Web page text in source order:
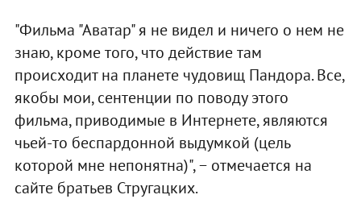
"Фильма "Аватар" я не видел и ничего о нем не
знаю, кроме того, что действие там
происходит на планете чудовищ Пандора. Все,
якобы мои, сентенции по поводу этого
фильма, приводимые в Интернете, являются
чьей-то беспардонной выдумкой (цель
которой мне непонятна)", − отмечается на
сайте братьев Стругацких.